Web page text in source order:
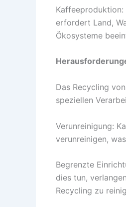
erfordert Land,
Ökosysteme
Das Recycling
speziellen
Verunreinigung:
verunreinigen,
Begrenzte
dies tun,
Recycling zu